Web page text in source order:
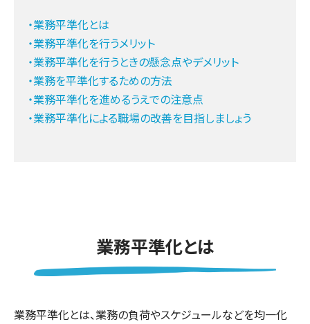
・業務平準化とは
・業務平準化を行うメリット
・業務平準化を行うときの懸念点やデメリット
・業務を平準化するための方法
・業務平準化を進めるうえでの注意点
・業務平準化による職場の改善を目指しましょう
業務平準化とは
業務平準化とは、業務の負荷やスケジュールなどを均一化